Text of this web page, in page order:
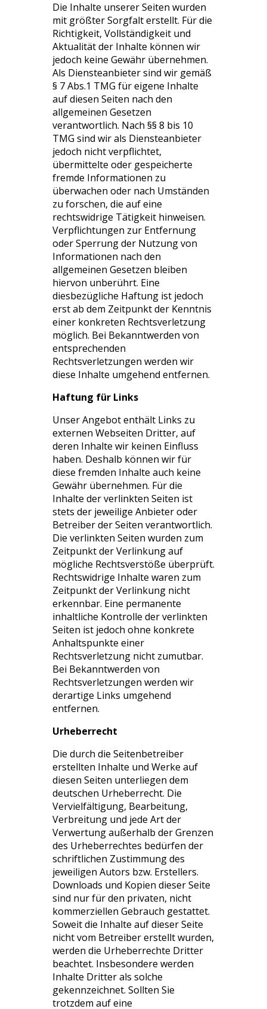
Die Inhalte unserer Seiten wurden
mit größter Sorgfalt erstellt. Für die
Richtigkeit, Vollständigkeit und
Aktualität der Inhalte können wir
jedoch keine Gewähr übernehmen.
Als Diensteanbieter sind wir gemäß
§ 7 Abs.1 TMG für eigene Inhalte
auf diesen Seiten nach den
allgemeinen Gesetzen
verantwortlich. Nach §§ 8 bis 10
TMG sind wir als Diensteanbieter
jedoch nicht verpflichtet,
übermittelte oder gespeicherte
fremde Informationen zu
überwachen oder nach Umständen
zu forschen, die auf eine
rechtswidrige Tätigkeit hinweisen.
Verpflichtungen zur Entfernung
oder Sperrung der Nutzung von
Informationen nach den
allgemeinen Gesetzen bleiben
hiervon unberührt. Eine
diesbezügliche Haftung ist jedoch
erst ab dem Zeitpunkt der Kenntnis
einer konkreten Rechtsverletzung
möglich. Bei Bekanntwerden von
entsprechenden
Rechtsverletzungen werden wir
diese Inhalte umgehend entfernen.
Haftung für Links
Unser Angebot enthält Links zu
externen Webseiten Dritter, auf
deren Inhalte wir keinen Einfluss
haben. Deshalb können wir für
diese fremden Inhalte auch keine
Gewähr übernehmen. Für die
Inhalte der verlinkten Seiten ist
stets der jeweilige Anbieter oder
Betreiber der Seiten verantwortlich.
Die verlinkten Seiten wurden zum
Zeitpunkt der Verlinkung auf
mögliche Rechtsverstöße überprüft.
Rechtswidrige Inhalte waren zum
Zeitpunkt der Verlinkung nicht
erkennbar. Eine permanente
inhaltliche Kontrolle der verlinkten
Seiten ist jedoch ohne konkrete
Anhaltspunkte einer
Rechtsverletzung nicht zumutbar.
Bei Bekanntwerden von
Rechtsverletzungen werden wir
derartige Links umgehend
entfernen.
Urheberrecht
Die durch die Seitenbetreiber
erstellten Inhalte und Werke auf
diesen Seiten unterliegen dem
deutschen Urheberrecht. Die
Vervielfältigung, Bearbeitung,
Verbreitung und jede Art der
Verwertung außerhalb der Grenzen
des Urheberrechtes bedürfen der
schriftlichen Zustimmung des
jeweiligen Autors bzw. Erstellers.
Downloads und Kopien dieser Seite
sind nur für den privaten, nicht
kommerziellen Gebrauch gestattet.
Soweit die Inhalte auf dieser Seite
nicht vom Betreiber erstellt wurden,
werden die Urheberrechte Dritter
beachtet. Insbesondere werden
Inhalte Dritter als solche
gekennzeichnet. Sollten Sie
trotzdem auf eine